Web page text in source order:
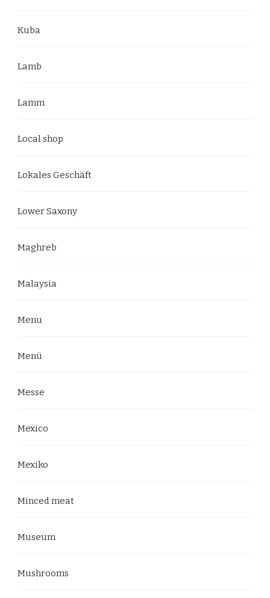
Kuba
Lamb
Lamm
Local shop
Lokales Geschäft
Lower Saxony
Maghreb
Malaysia
Menu
Menü
Messe
Mexico
Mexiko
Minced meat
Museum
Mushrooms